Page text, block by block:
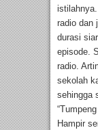
radio dan
durasi
episode.
radio.
sekolah
sehingga
Hampir